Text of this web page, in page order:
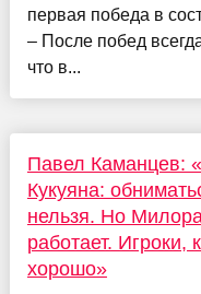
первая победа в
– После побед
что в...
Павел Каманцев:
Кукуяна:
нельзя. Но
работает.
хорошо»